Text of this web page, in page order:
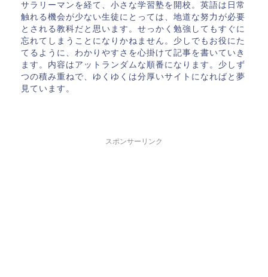
サラリーマンを経て、小さな学習塾を開校。英語は日常
触れる機会が少ない生徒にとっては、地道な努力が必要
とされる教科だと思います。せっかく勉強してもすぐに
忘れてしまうことになりかねません。少しでもお役にた
てるように、わかりやすさを心掛けて記事を書いていき
ます。内容はアットランダムな順番になります。少しず
つの積み重ねで、ゆくゆくは分厚いサイトになればと夢
見ています。
スポンサーリンク